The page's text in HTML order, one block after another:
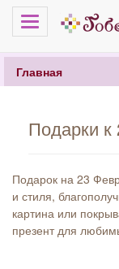
Меню
Главная
Подарки
Подарок на 23
и стиля,
картина или
презент для